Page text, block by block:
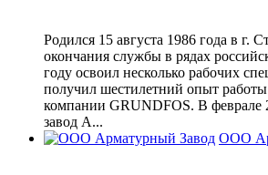
Родился 15 августа 1986 года в г.
окончания службы в рядах
году освоил несколько рабочих
получил шестилетний опыт
компании GRUNDFOS. В феврале
завод А...
ООО